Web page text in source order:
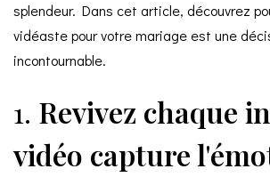
splendeur. Dans cet article, découvrez
vidéaste pour votre mariage est une
incontournable.
1. Revivez chaque
vidéo capture